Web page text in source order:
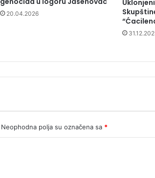
20.04.2026
Neophodna polja su označena sa *